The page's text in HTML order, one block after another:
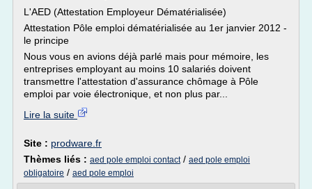
L'AED (Attestation Employeur Dématérialisée)
Attestation Pôle emploi dématérialisée au 1er janvier 2012 -
le principe
Nous vous en avions déjà parlé mais pour mémoire, les
entreprises employant au moins 10 salariés doivent
transmettre l'attestation d'assurance chômage à Pôle
emploi par voie électronique, et non plus par...
Lire la suite
Site : prodware.fr
Thèmes liés : aed pole emploi contact/ aed pole emploi
obligatoire / aed pole emploi